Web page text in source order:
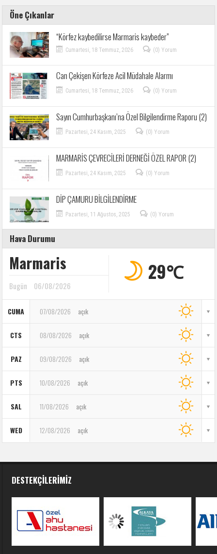
Öne Çıkanlar
“Körfez kaybedilirse Marmaris kaybeder”
Cumartesi, 18 Temmuz, 2026 (0) Yorum
Can Çekişen Körfeze Acil Müdahale Alarmı
Cumartesi, 18 Temmuz, 2026 (0) Yorum
Sayın Cumhurbaşkanı’na Özel Bilgilendirme Raporu (2)
Pazartesi, 24 Kasım, 2025 (0) Yorum
MARMARİS ÇEVRECİLERİ DERNEĞİ ÖZEL RAPOR (2)
Pazartesi, 24 Kasım, 2025 (0) Yorum
DİP ÇAMURU BİLGİLENDİRME
Pazartesi, 11 Ağustos, 2025 (0) Yorum
Hava Durumu
Marmaris
Bugün 06/08/2026
29℃
CUMA 07/08/2026 açık
CTS 08/08/2026 açık
PAZ 09/08/2026 açık
PTS 10/08/2026 açık
SAL 11/08/2026 açık
WED 12/08/2026 açık
DESTEKÇILERIMIZ